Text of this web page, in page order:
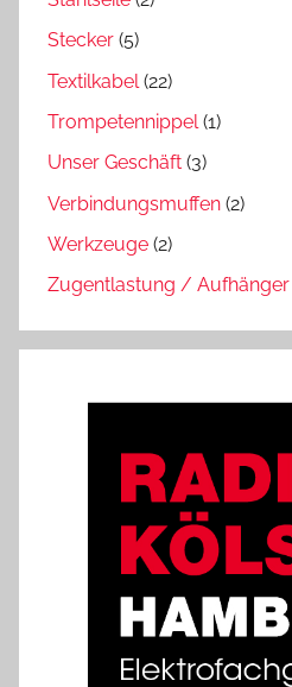
Stecker (5)
Textilkabel (22)
Trompetennippel(1)
Unser Geschäft (3)
Verbindungsmuffen (2)
Werkzeuge (2)
Zugentlastung / Aufhänger